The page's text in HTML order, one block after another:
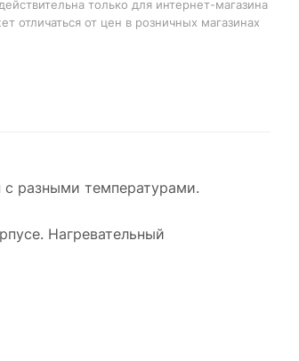
только для интернет-магазина
отличаться от цен в розничных магазинах
с разными температурами.
Нагревательный